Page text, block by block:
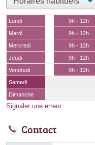
Lundi 9h - 12h
Mardi
9h - 12h
Mercredi
9h - 12h
Jeudi
9h - 12h
Vendredi
9h - 12h
Samedi
Dimanche
Signaler une erreur
Contact